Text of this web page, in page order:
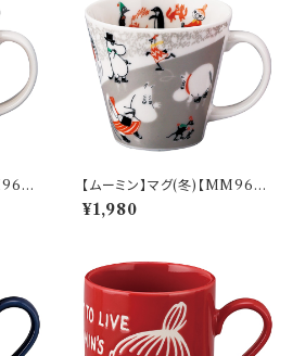
【ムーミン】マグ(冬)【MM960
0】MM9604-11
¥1,980